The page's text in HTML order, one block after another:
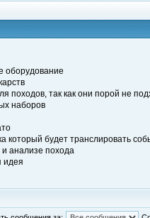
оборудование
походов, так как они порой не
наборов
будет транслировать
и анализе похода
идея